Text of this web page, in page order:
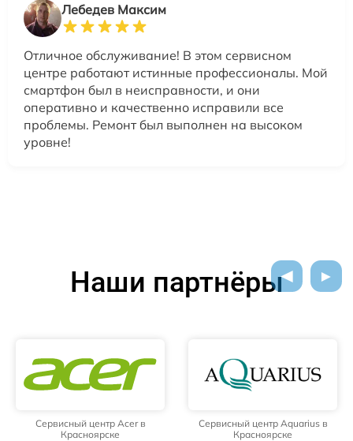
Лебедев Максим
Отличное обслуживание! В этом сервисном
центре работают истинные профессионалы. Мой
смартфон был в неисправности, и они
оперативно и качественно исправили все
проблемы. Ремонт был выполнен на высоком
уровне!
Наши партнёры
Сервисный центр Acer в
Красноярске
Сервисный центр Aquarius в
Красноярске